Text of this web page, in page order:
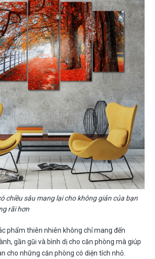
chiều sâu mang lại cho không giản của bạn
rãi hơn
phẩm thiên nhiên không chỉ mang đến
gần gũi và bình dị cho căn phòng mà giúp
cho những căn phòng có diện tích nhỏ.